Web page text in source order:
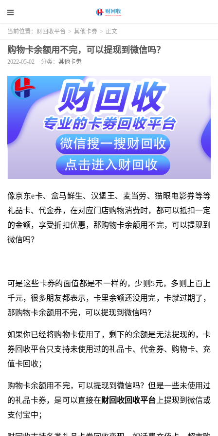
当前位置： 财回收平台 > 其他卡劵 > 正文
购物卡余额用不完，可以提现到微信吗？
2022-05-02 分类： 其他卡劵
像京东e卡、盒马鲜生、汉堡王、麦当劳、猫眼电影券等等
礼品卡、代金券，在对应门店购物消费时，都可以抵扣一定
的金额，享受折扣优惠，那购物卡余额用不完，可以提现到
微信吗？
可是这些卡券的面值都是不一样的，少则5元，多则上百上
千元，很多朋友都表示，卡里余额还没用完，卡就过期了，
那购物卡余额用不完，可以提现到微信吗？
如果你已经将购物卡使用了，剩下的余额是无法提现的，卡
券回收平台只支持未使用过的礼品卡、代金券、购物卡、充
值卡回收；
购物卡余额用不完，可以提现到微信吗？但是一些未使用过
的礼品卡券，是可以直接在财回收回收平台 上提现到微信或
支付宝中；